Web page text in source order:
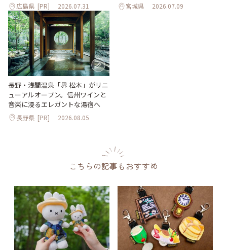
広島県 [PR] 2026.07.31 宮城県 2026.07.09
長野・浅間温泉「界 松本」がリニ
ューアルオープン。信州ワインと
音楽に浸るエレガントな湯宿へ
長野県 [PR] 2026.08.05
こちらの記事もおすすめ